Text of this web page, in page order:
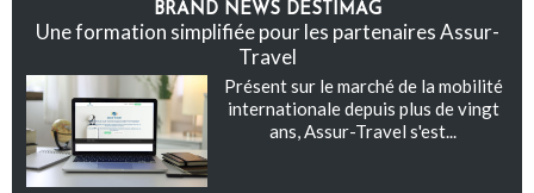
BRAND NEWS DESTIMAG
Une formation simplifiée pour les partenaires Assur-
Travel
Présent sur le marché de la mobilité
internationale depuis plus de vingt
ans, Assur-Travel s'est...